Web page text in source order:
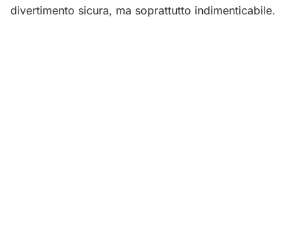
divertimento sicura, ma soprattutto indimenticabile.